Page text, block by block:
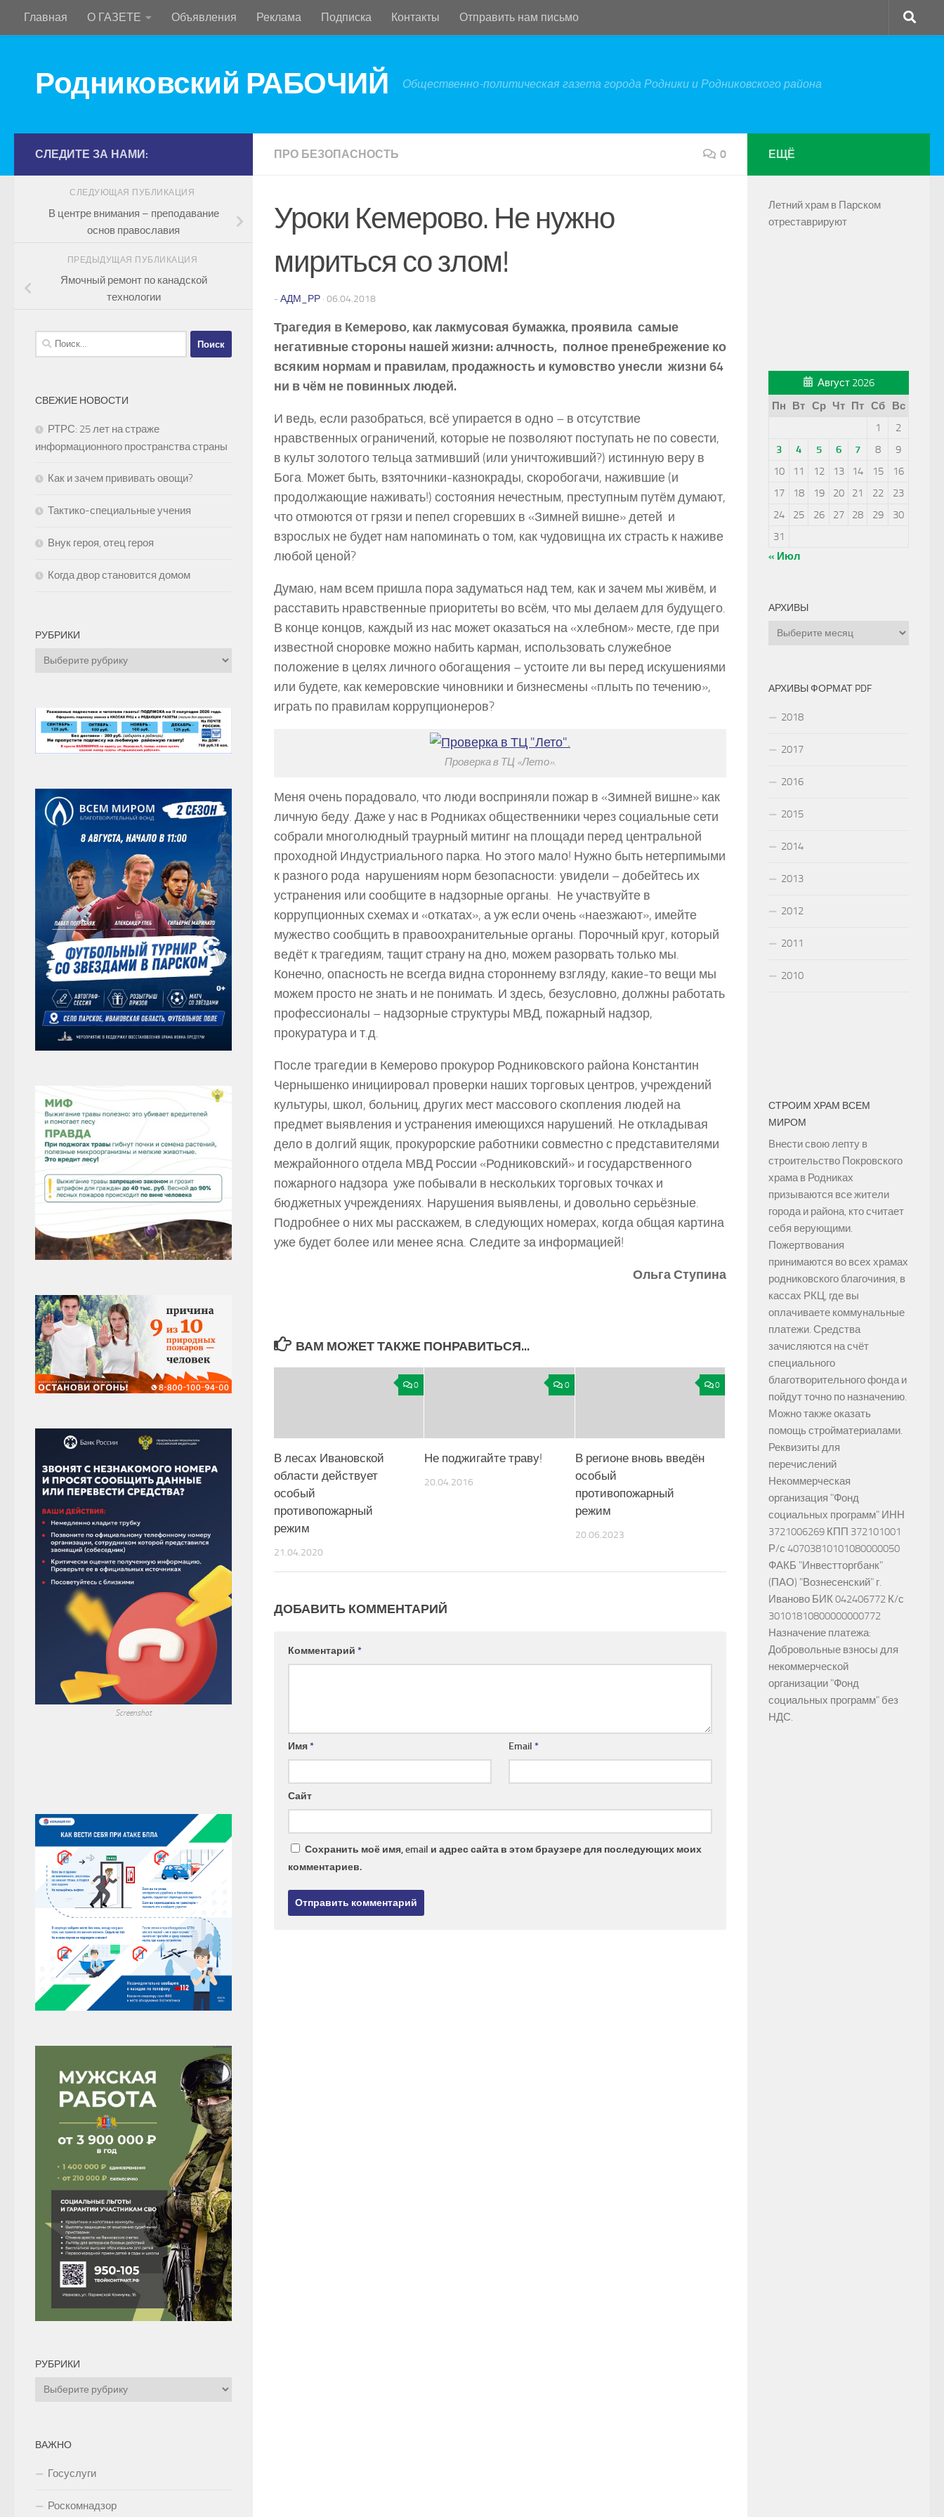
Перейти к содержимому
Главная О ГАЗЕТЕ Объявления Реклама Подписка Контакты Отправить нам письмо
Родниковский РАБОЧИЙ Общественно-политическая газета города Родники и Родниковского района
ПРО БЕЗОПАСНОСТЬ 0
Уроки Кемерово. Не нужно
мириться со злом!
- АДМ_РР · 06.04.2018
Трагедия в Кемерово, как лакмусовая бумажка, проявила самые
негативные стороны нашей жизни: алчность, полное пренебрежение ко
всяким нормам и правилам, продажность и кумовство унесли жизни 64
ни в чём не повинных людей.
И ведь, если разобраться, всё упирается в одно – в отсутствие
нравственных ограничений, которые не позволяют поступать не по совести,
в культ золотого тельца затмивший (или уничтоживший?) истинную веру в
Бога. Может быть, взяточники-казнокрады, скоробогачи, нажившие (и
продолжающие наживать!) состояния нечестным, преступным путём думают,
что отмоются от грязи и пепел сгоревших в «Зимней вишне» детей и
взрослых не будет нам напоминать о том, как чудовищна их страсть к наживе
любой ценой?
Думаю, нам всем пришла пора задуматься над тем, как и зачем мы живём, и
расставить нравственные приоритеты во всём, что мы делаем для будущего.
В конце концов, каждый из нас может оказаться на «хлебном» месте, где при
известной сноровке можно набить карман, использовать служебное
положение в целях личного обогащения – устоите ли вы перед искушениями
или будете, как кемеровские чиновники и бизнесмены «плыть по течению»,
играть по правилам коррупционеров?
Проверка в ТЦ «Лето».
Меня очень порадовало, что люди восприняли пожар в «Зимней вишне» как
личную беду. Даже у нас в Родниках общественники через социальные сети
собрали многолюдный траурный митинг на площади перед центральной
проходной Индустриального парка. Но этого мало! Нужно быть нетерпимыми
к разного рода нарушениям норм безопасности: увидели – добейтесь их
устранения или сообщите в надзорные органы. Не участвуйте в
коррупционных схемах и «откатах», а уж если очень «наезжают», имейте
мужество сообщить в правоохранительные органы. Порочный круг, который
ведёт к трагедиям, тащит страну на дно, можем разорвать только мы.
Конечно, опасность не всегда видна стороннему взгляду, какие-то вещи мы
можем просто не знать и не понимать. И здесь, безусловно, должны работать
профессионалы – надзорные структуры МВД, пожарный надзор,
прокуратура и т.д.
После трагедии в Кемерово прокурор Родниковского района Константин
Чернышенко инициировал проверки наших торговых центров, учреждений
культуры, школ, больниц, других мест массового скопления людей на
предмет выявления и устранения имеющихся нарушений. Не откладывая
дело в долгий ящик, прокурорские работники совместно с представителями
межрайонного отдела МВД России «Родниковский» и государственного
пожарного надзора уже побывали в нескольких торговых точках и
бюджетных учреждениях. Нарушения выявлены, и довольно серьёзные.
Подробнее о них мы расскажем, в следующих номерах, когда общая картина
уже будет более или менее ясна. Следите за информацией!
Ольга Ступина
ВАМ МОЖЕТ ТАКЖЕ ПОНРАВИТЬСЯ...
0
В лесах Ивановской
области действует
особый
противопожарный
режим
21.04.2020
0
Не поджигайте траву!
20.04.2016
0
В регионе вновь введён
особый
противопожарный
режим
20.06.2023
ДОБАВИТЬ КОММЕНТАРИЙ
Комментарий *
Имя* Email*
Сайт
Сохранить моё имя, email и адрес сайта в этом браузере для последующих моих
комментариев.
СЛЕДИТЕ ЗА НАМИ:
СЛЕДУЮЩАЯ ПУБЛИКАЦИЯ
В центре внимания – преподавание
основ православия
ПРЕДЫДУЩАЯ ПУБЛИКАЦИЯ
Ямочный ремонт по канадской
технологии
Найти:
СВЕЖИЕ НОВОСТИ
РТРС: 25 лет на страже
информационного пространства страны
Как и зачем прививать овощи?
Тактико-специальные учения
Внук героя, отец героя
Когда двор становится домом
РУБРИКИ
Рубрики
Screenshot
РУБРИКИ
Рубрики
ВАЖНО
Госуслуги
Роскомнадзор
ЕЩЁ
Летний храм в Парском
отреставрируют
Август 2026
Пн
Вт Ср Чт Пт Сб
Вс
1
2
3
4 5 6 7 8
9
10
11 12 13 14 15
16
17
18 19 20 21 22
23
24
25 26 27 28 29
30
31
« Июл
АРХИВЫ
Архивы
АРХИВЫ ФОРМАТ PDF
2018
2017
2016
2015
2014
2013
2012
2011
2010
СТРОИМ ХРАМ ВСЕМ
МИРОМ
Внести свою лепту в
строительство Покровского
храма в Родниках
призываются все жители
города и района, кто считает
себя верующими.
Пожертвования
принимаются во всех храмах
родниковского благочиния, в
кассах РКЦ, где вы
оплачиваете коммунальные
платежи. Средства
зачисляются на счёт
специального
благотворительного фонда и
пойдут точно по назначению.
Можно также оказать
помощь стройматериалами.
Реквизиты для
перечислений
Некоммерческая
организация "Фонд
социальных программ" ИНН
3721006269 КПП 372101001
Р/с 40703810101080000050
ФАКБ "Инвестторгбанк"
(ПАО) "Вознесенский" г.
Иваново БИК 042406772 К/с
30101810800000000772
Назначение платежа:
Добровольные взносы для
некоммерческой
организации "Фонд
социальных программ" без
НДС.